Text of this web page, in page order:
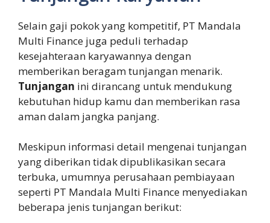
Selain gaji pokok yang kompetitif, PT Mandala
Multi Finance juga peduli terhadap
kesejahteraan karyawannya dengan
memberikan beragam tunjangan menarik.
Tunjangan ini dirancang untuk mendukung
kebutuhan hidup kamu dan memberikan rasa
aman dalam jangka panjang.
Meskipun informasi detail mengenai tunjangan
yang diberikan tidak dipublikasikan secara
terbuka, umumnya perusahaan pembiayaan
seperti PT Mandala Multi Finance menyediakan
beberapa jenis tunjangan berikut: